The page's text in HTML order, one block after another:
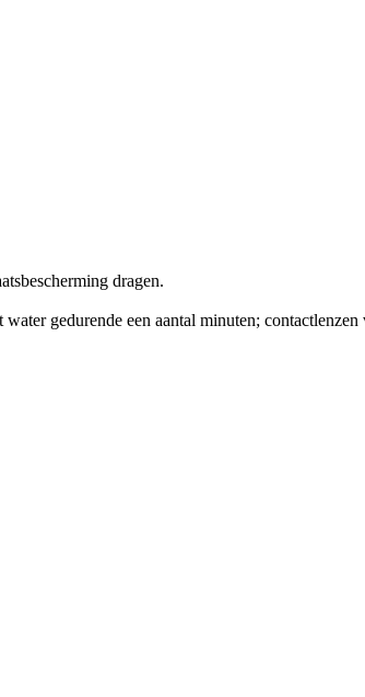
dragen.
gedurende een aantal minuten;